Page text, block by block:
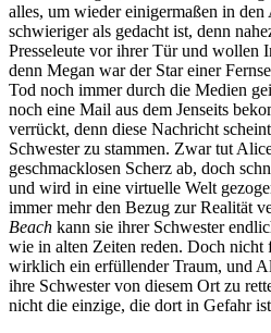
alles, um wieder einigermaßen in
schwieriger als gedacht ist, denn
Presseleute vor ihrer Tür und wollen
denn Megan war der Star einer
Tod noch immer durch die Medien
noch eine Mail aus dem Jenseits
verrückt, denn diese Nachricht
Schwester zu stammen. Zwar tut
geschmacklosen Scherz ab, doch
und wird in eine virtuelle Welt
immer mehr den Bezug zur Realität
Beach kann sie ihrer Schwester
wie in alten Zeiten reden. Doch nicht
wirklich ein erfüllender Traum, und
ihre Schwester von diesem Ort zu
nicht die einzige, die dort in Gefahr